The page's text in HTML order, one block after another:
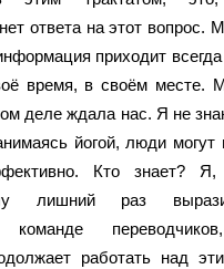
ответа на этот вопрос.
приходит
время, в своём месте.
деле ждала нас. Я не
йогой, люди могут
Кто знает? Я,
лишний раз
команде
работать над